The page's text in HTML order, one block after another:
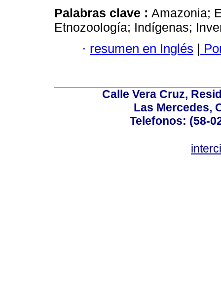
Palabras clave : Amazonia;
Etnozoología; Indígenas;
· resumen en Inglés |
Calle Vera Cruz,
Las Mercedes,
Telefonos: (58-